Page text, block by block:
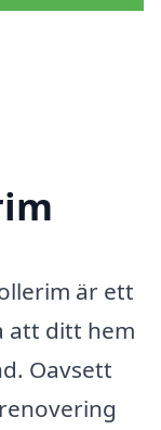
är ett
att ditt hem
Oavsett